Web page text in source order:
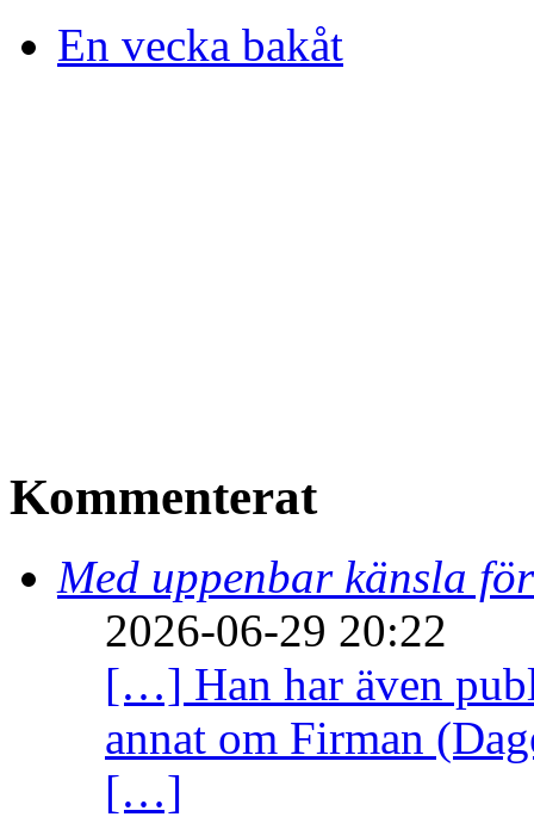
En vecka bakåt
Kommenterat
Med uppenbar känsla
2026-06-29 20:22
[…] Han har även
annat om Firman
[…]